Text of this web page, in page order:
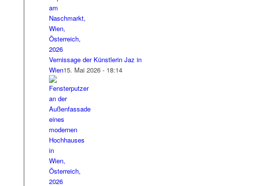
Vernissage der Künstlerin Jaz in
Wien15. Mai 2026 - 18:14